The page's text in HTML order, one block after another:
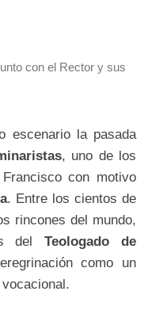
con el Rector y sus
escenario la pasada
, uno de los
con motivo
. Entre los cientos de
rincones del mundo,
delTeologado de
como un